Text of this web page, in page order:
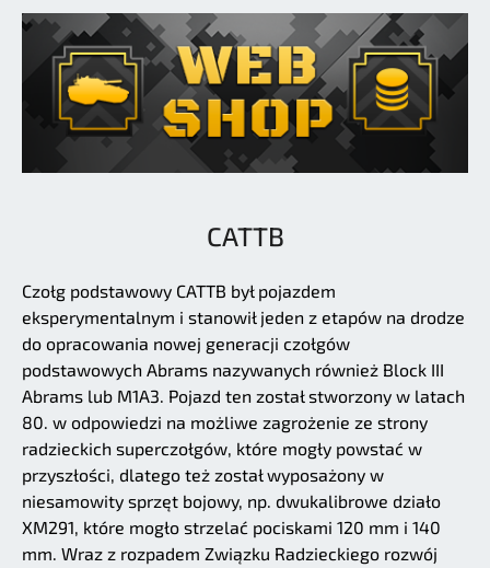
CATTB
Czołg podstawowy CATTB był pojazdem
eksperymentalnym i stanowił jeden z etapów na drodze
do opracowania nowej generacji czołgów
podstawowych Abrams nazywanych również Block III
Abrams lub M1A3. Pojazd ten został stworzony w latach
80. w odpowiedzi na możliwe zagrożenie ze strony
radzieckich superczołgów, które mogły powstać w
przyszłości, dlatego też został wyposażony w
niesamowity sprzęt bojowy, np. dwukalibrowe działo
XM291, które mogło strzelać pociskami 120 mm i 140
mm. Wraz z rozpadem Związku Radzieckiego rozwój